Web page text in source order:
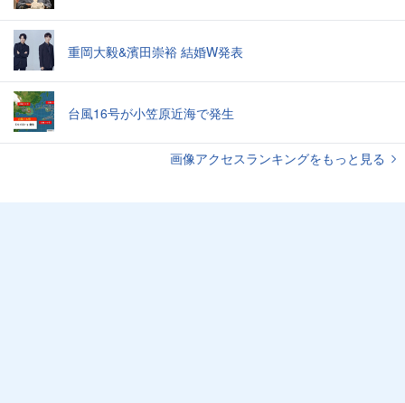
重岡大毅&濱田崇裕 結婚W発表
台風16号が小笠原近海で発生
画像アクセスランキングをもっと見る